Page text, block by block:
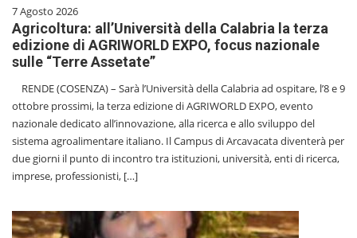
7 Agosto 2026
Agricoltura: all’Università della Calabria la terza
edizione di AGRIWORLD EXPO, focus nazionale
sulle “Terre Assetate”
RENDE (COSENZA) – Sarà l’Università della Calabria ad ospitare, l’8 e 9
ottobre prossimi, la terza edizione di AGRIWORLD EXPO, evento
nazionale dedicato all’innovazione, alla ricerca e allo sviluppo del
sistema agroalimentare italiano. Il Campus di Arcavacata diventerà per
due giorni il punto di incontro tra istituzioni, università, enti di ricerca,
imprese, professionisti, […]